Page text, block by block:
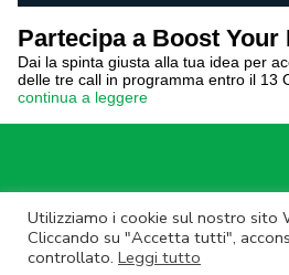
Utilizziamo i cookie sul nostro sito
Cliccando su "Accetta tutti",
controllato. Leggi tutto
Partecipa a Boost
Dai la spinta giusta alla tua idea per
delle tre call in programma entro il 13
continua a leggere